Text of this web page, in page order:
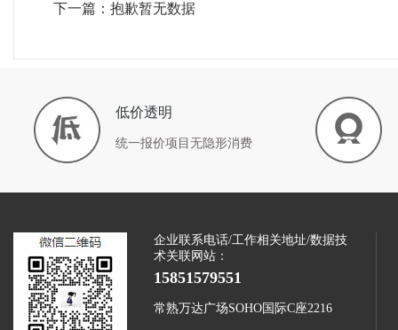
下一篇：抱歉暂无数据
低价透明
统一报价项目无隐形消费
企业联系电话/工作相关地址/数据技
术关联网站：
15851579551
常熟万达广场SOHO国际C座2216